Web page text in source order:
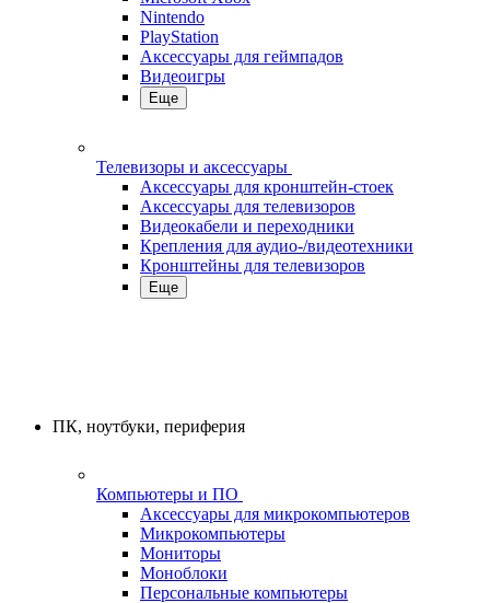
Nintendo
PlayStation
Аксессуары для геймпадов
Видеоигры
Еще
Телевизоры и аксессуары
Аксессуары для кронштейн-стоек
Аксессуары для телевизоров
Видеокабели и переходники
Крепления для аудио-/видеотехники
Кронштейны для телевизоров
Еще
ПК, ноутбуки, периферия
Компьютеры и ПО
Аксессуары для микрокомпьютеров
Микрокомпьютеры
Мониторы
Моноблоки
Персональные компьютеры